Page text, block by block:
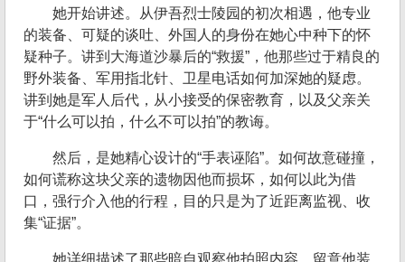
她开始讲述。从伊吾烈士陵园的初次相遇，他专业
的装备、可疑的谈吐、外国人的身份在她心中种下的怀
疑种子。讲到大海道沙暴后的“救援”，他那些过于精良的
野外装备、军用指北针、卫星电话如何加深她的疑虑。
讲到她是军人后代，从小接受的保密教育，以及父亲关
于“什么可以拍，什么不可以拍”的教诲。
然后，是她精心设计的“手表诬陷”。如何故意碰撞，
如何谎称这块父亲的遗物因他而损坏，如何以此为借
口，强行介入他的行程，目的只是为了近距离监视、收
集“证据”。